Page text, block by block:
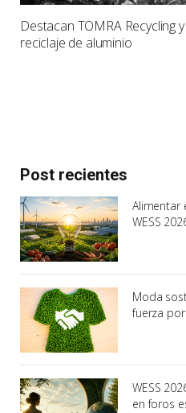
Destacan TOMRA Recycling
reciclaje de aluminio
Post recientes
Alimentar
WESS
Moda
fuerza
WESS
en foros